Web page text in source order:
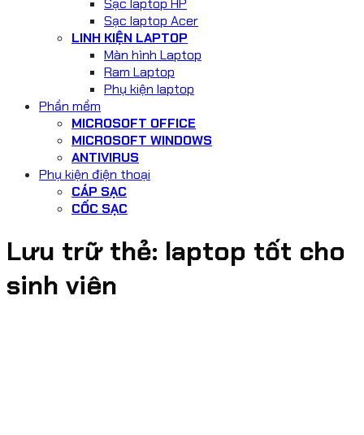
Sạc laptop HP
Sạc laptop Acer
LINH KIỆN LAPTOP
Màn hình Laptop
Ram Laptop
Phụ kiện laptop
Phần mềm
MICROSOFT OFFICE
MICROSOFT WINDOWS
ANTIVIRUS
Phụ kiện điện thoại
CÁP SẠC
CỐC SẠC
Lưu trữ thẻ: laptop tốt cho
sinh viên